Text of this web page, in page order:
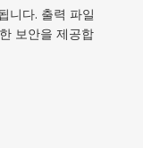
니다. 출력 파일
보안을 제공합